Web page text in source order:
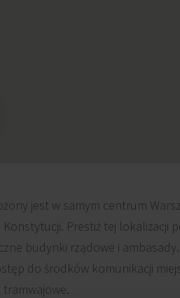
jest w samym centrum
Prestiż tej lokalizacji
budynki rządowe i
do środków komunikacji